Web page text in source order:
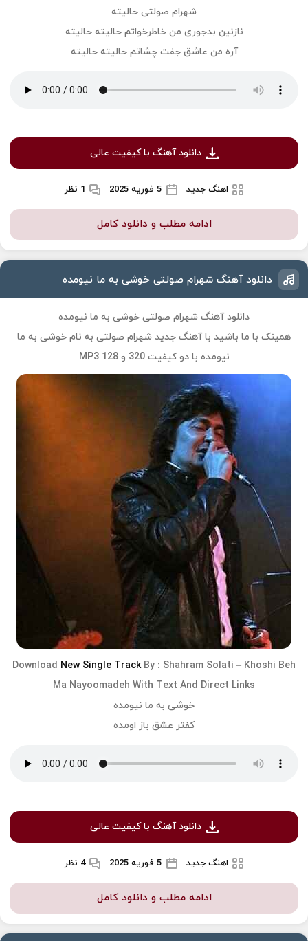
شهرام صولتی حالیته
نازنین بدجوری من خاطرخواتم حالیته حالیته
آره من عاشق جفت چشاتم حالیته حالیته
دانلود آهنگ با کیفیت عالی
اهنگ جدید 5 فوریه 2025 1 نظر
ادامه مطلب و دانلود کامل
دانلود آهنگ شهرام صولتی خوشی به ما نیومده
دانلود آهنگ شهرام صولتی خوشی به ما نیومده
همینک با ما باشید با آهنگ جدید شهرام صولتی به نام خوشی به ما
نیومده با دو کیفیت 320 و 128 MP3
Download New Single TrackBy : Shahram Solati – Khoshi Beh
Ma Nayoomadeh With Text And Direct Links
خوشی به ما نیومده
کفتر عشق باز اومده
دانلود آهنگ با کیفیت عالی
اهنگ جدید 5 فوریه 2025 4 نظر
ادامه مطلب و دانلود کامل